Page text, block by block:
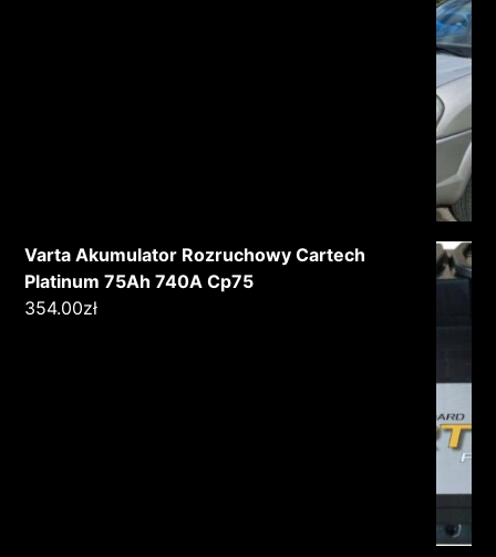
Varta Akumulator Rozruchowy Cartech
Platinum 75Ah 740A Cp75
354.00zł